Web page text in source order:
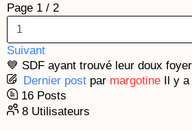
Page 1 / 2
Suivant
💙 SDF ayant trouvé leur doux foyer
Dernier post par margotine Il y a
16 Posts
8 Utilisateurs